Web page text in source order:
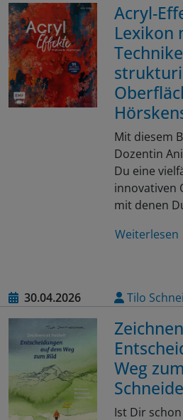
Acryl-
Lexikon
Mit diesem
Dozentin
Du eine
innovativen
mit denen
Weiterlesen
30.04.2026 Tilo
Weg
Ist Dir